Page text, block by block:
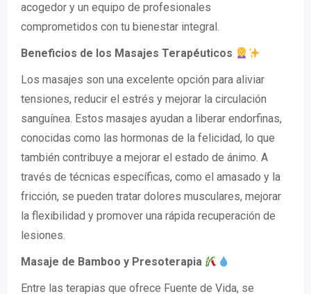
acogedor y un equipo de profesionales
comprometidos con tu bienestar integral.
Beneficios de los Masajes Terapéuticos
Los masajes son una excelente opción para aliviar
tensiones, reducir el estrés y mejorar la circulación
sanguínea. Estos masajes ayudan a liberar endorfinas,
conocidas como las hormonas de la felicidad, lo que
también contribuye a mejorar el estado de ánimo. A
través de técnicas específicas, como el amasado y la
fricción, se pueden tratar dolores musculares, mejorar
la flexibilidad y promover una rápida recuperación de
lesiones.
Masaje de Bamboo y Presoterapia
Entre las terapias que ofrece Fuente de Vida, se